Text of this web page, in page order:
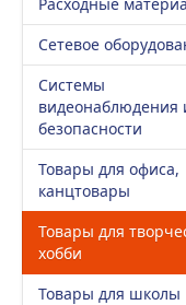
Сетевое
Системы
видеонаблюдения
безопасности
Товары для офиса,
канцтовары
Товары для
хобби
Товары для школы